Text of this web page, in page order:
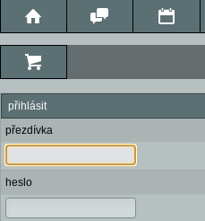
přihlásit
přezdívka
heslo